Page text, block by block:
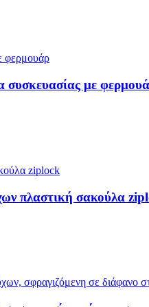
συσκευασίας με
πλαστική σακούλα